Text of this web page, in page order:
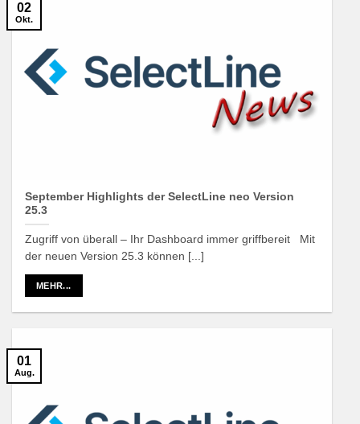
September Highlights der SelectLine neo Version
25.3
Zugriff von überall – Ihr Dashboard immer griffbereit Mit
der neuen Version 25.3 können [...]
MEHR...
02
Okt.
01
Aug.